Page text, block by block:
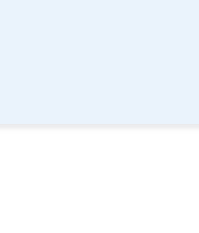
Ольга Фомина
контакт